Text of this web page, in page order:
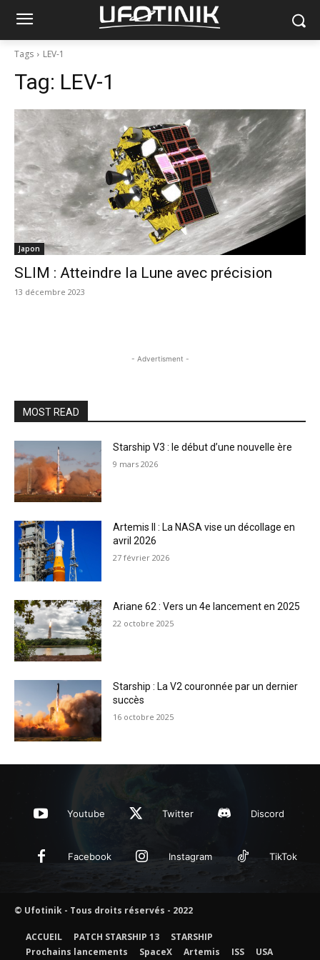
Tags LEV-1
Tag: LEV-1
Japon
SLIM : Atteindre la Lune avec précision
13 décembre 2023
- Advertisment -
MOST READ
Starship V3 : le début d’une nouvelle ère
9 mars 2026
Artemis II : La NASA vise un décollage en
avril 2026
27 février 2026
Ariane 62 : Vers un 4e lancement en 2025
22 octobre 2025
Starship : La V2 couronnée par un dernier
succès
16 octobre 2025
Youtube Twitter Discord
Facebook Instagram TikTok
© Ufotinik - Tous droits réservés - 2022
ACCUEIL PATCH STARSHIP 13
STARSHIP
Prochains lancements
SpaceX Artemis ISS USA